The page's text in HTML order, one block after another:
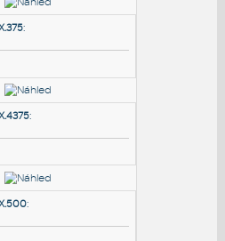
BLOKY
16X.3125:
16X.375